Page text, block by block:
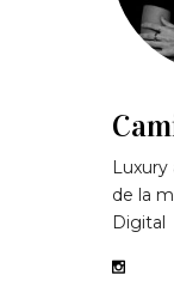
de la
Digital